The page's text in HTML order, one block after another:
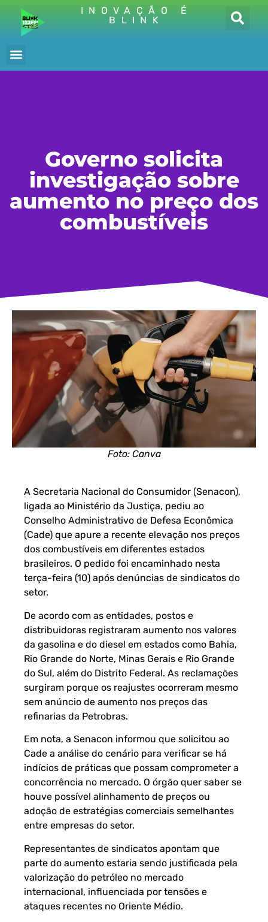
INOVAÇÃO É
BLINK
Governo solicita
investigação sobre
aumento no preço dos
combustíveis
Foto: Canva
A Secretaria Nacional do Consumidor (Senacon),
ligada ao Ministério da Justiça, pediu ao
Conselho Administrativo de Defesa Econômica
(Cade) que apure a recente elevação nos preços
dos combustíveis em diferentes estados
brasileiros. O pedido foi encaminhado nesta
terça-feira (10) após denúncias de sindicatos do
setor.
De acordo com as entidades, postos e
distribuidoras registraram aumento nos valores
da gasolina e do diesel em estados como Bahia,
Rio Grande do Norte, Minas Gerais e Rio Grande
do Sul, além do Distrito Federal. As reclamações
surgiram porque os reajustes ocorreram mesmo
sem anúncio de aumento nos preços das
refinarias da Petrobras.
Em nota, a Senacon informou que solicitou ao
Cade a análise do cenário para verificar se há
indícios de práticas que possam comprometer a
concorrência no mercado. O órgão quer saber se
houve possível alinhamento de preços ou
adoção de estratégias comerciais semelhantes
entre empresas do setor.
Representantes de sindicatos apontam que
parte do aumento estaria sendo justificada pela
valorização do petróleo no mercado
internacional, influenciada por tensões e
ataques recentes no Oriente Médio.